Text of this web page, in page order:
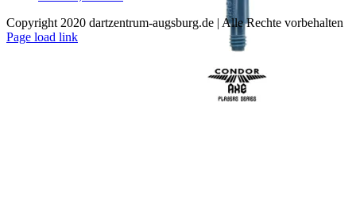
können
auf
der
Produktseite
Copyright 2020 dartzentrum-augsburg.de | Alle Rechte vorbehalten
Facebook
Instagram
YouTube
Page load link